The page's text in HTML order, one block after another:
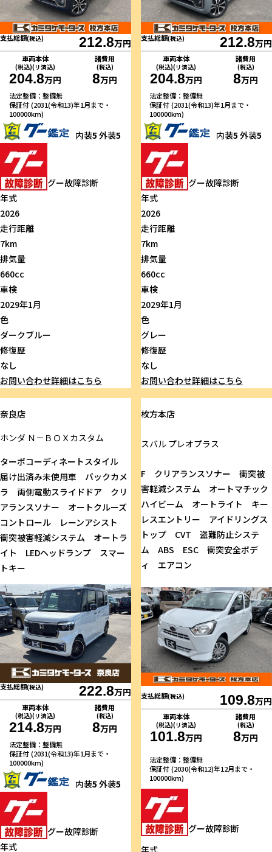
支払総額(税込) 212.8万円
車両本体
(税込)(リ済込)
204.8万円
諸費用
(税込)
8万円
法定整備：整備無
保証付 (2031(令和13)年1月まで・
100000km)
内装5 外装5
グー故障診断
年式
2026
走行距離
7km
排気量
660cc
車検
2029年1月
色
ダークブルー
修復歴
なし
お問い合わせ詳細はこちら
支払総額(税込) 212.8万円
車両本体
(税込)(リ済込)
204.8万円
諸費用
(税込)
8万円
法定整備：整備無
保証付 (2031(令和13)年1月まで・
100000km)
内装5 外装5
グー故障診断
年式
2026
走行距離
7km
排気量
660cc
車検
2029年1月
色
グレー
修復歴
なし
お問い合わせ詳細はこちら
奈良店
ホンダ Ｎ－ＢＯＸカスタム
ターボコーディネートスタイル
届け出済み未使用車 バックカメ
ラ 両側電動スライドドア クリ
アランスソナー オートクルーズ
コントロール レーンアシスト
衝突被害軽減システム オートラ
イト LEDヘッドランプ スマー
トキー
支払総額(税込) 222.8万円
車両本体
(税込)(リ済込)
214.8万円
諸費用
(税込)
8万円
法定整備：整備無
保証付 (2031(令和13)年1月まで・
100000km)
内装5 外装5
グー故障診断
年式
枚方本店
スバルプレオプラス
F クリアランスソナー 衝突被
害軽減システム オートマチック
ハイビーム オートライト キー
レスエントリー アイドリングス
トップ CVT 盗難防止システ
ム ABS ESC 衝突安全ボデ
ィ エアコン
支払総額(税込) 109.8万円
車両本体
(税込)(リ済込)
101.8万円
諸費用
(税込)
8万円
法定整備：整備無
保証付 (2030(令和12)年12月まで・
100000km)
グー故障診断